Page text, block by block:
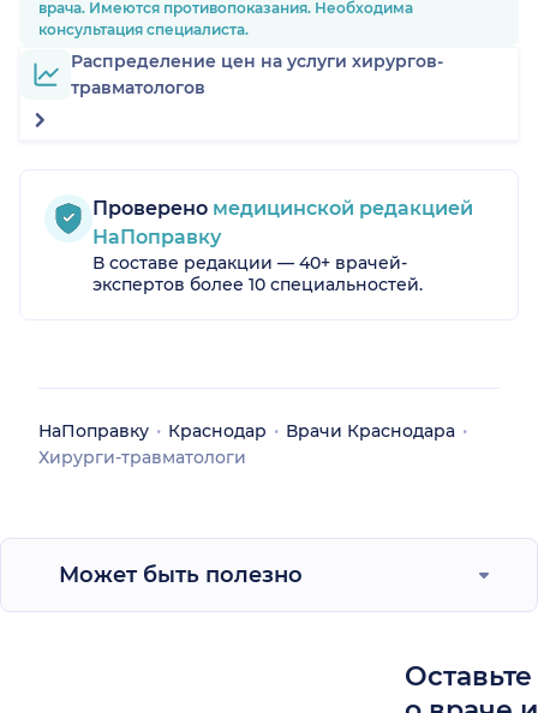
врача. Имеются противопоказания. Необходима
консультация специалиста.
Распределение цен на услуги хирургов-
травматологов
Проверено медицинской редакцией
НаПоправку
В составе редакции — 40+ врачей-
экспертов более 10 специальностей.
НаПоправку Краснодар
Врачи Краснодара
Хирурги-травматологи
Может быть полезно